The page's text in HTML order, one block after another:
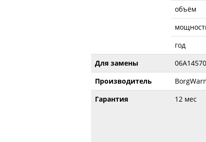
объём
год
Для замены
Производитель
Гарантия
12 мес